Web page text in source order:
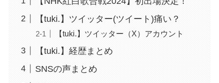
【tuki.】ツイッター(ツイート)痛い？
【tuki.】ツイッター（X）アカウント
【tuki.】経歴まとめ
SNSの声まとめ